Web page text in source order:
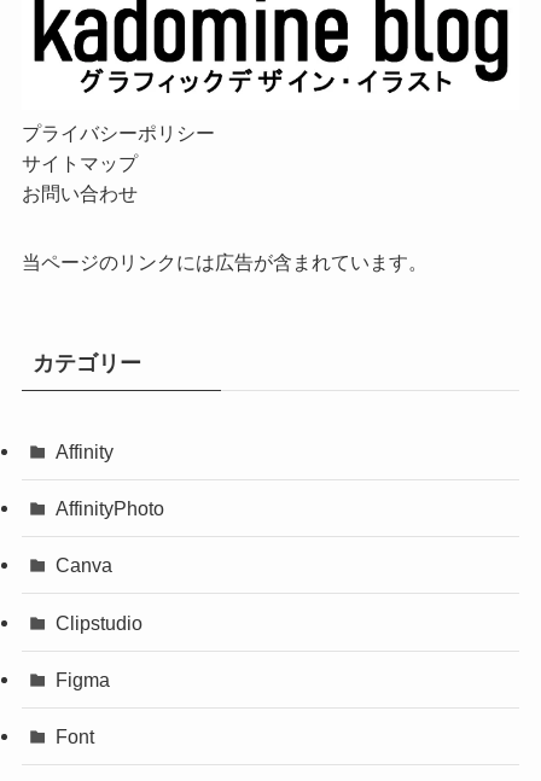
プライバシーポリシー
サイトマップ
お問い合わせ
当ページのリンクには広告が含まれています。
カテゴリー
Affinity
AffinityPhoto
Canva
Clipstudio
Figma
Font